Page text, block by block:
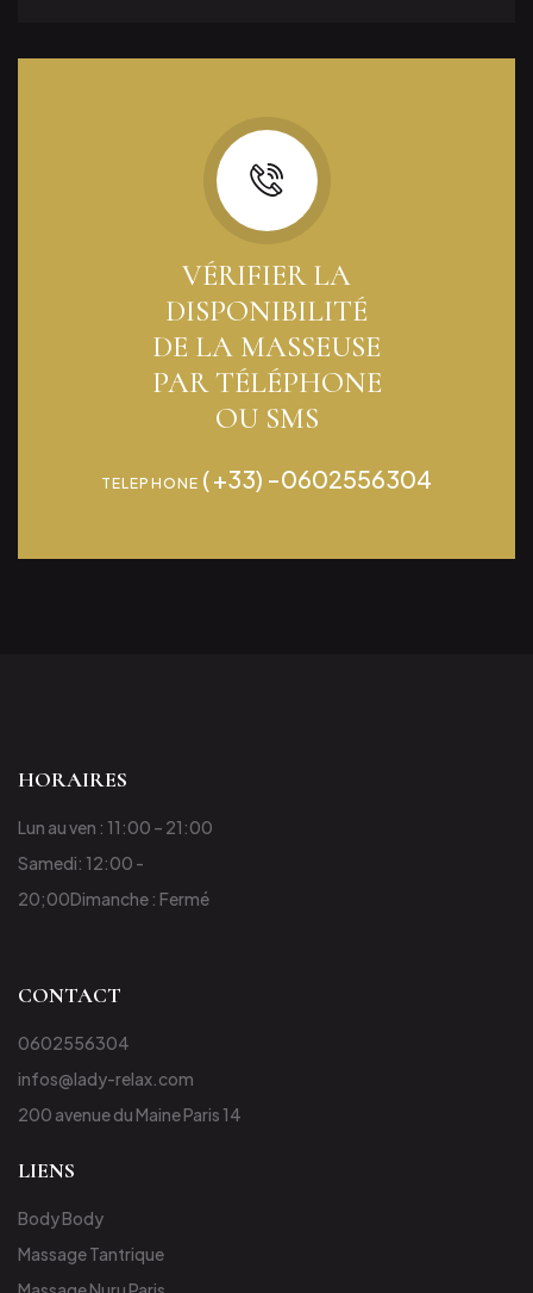
VÉRIFIER LA
DISPONIBILITÉ
DE LA MASSEUSE
PAR TÉLÉPHONE
OU SMS
TELEPHONE ( +33) -0602556304
HORAIRES
Lun au ven : 11:00 – 21:00
Samedi: 12:00 -
20;00Dimanche : Fermé
CONTACT
0602556304
infos@lady-relax.com
200 avenue du Maine Paris 14
LIENS
Body Body
Massage Tantrique